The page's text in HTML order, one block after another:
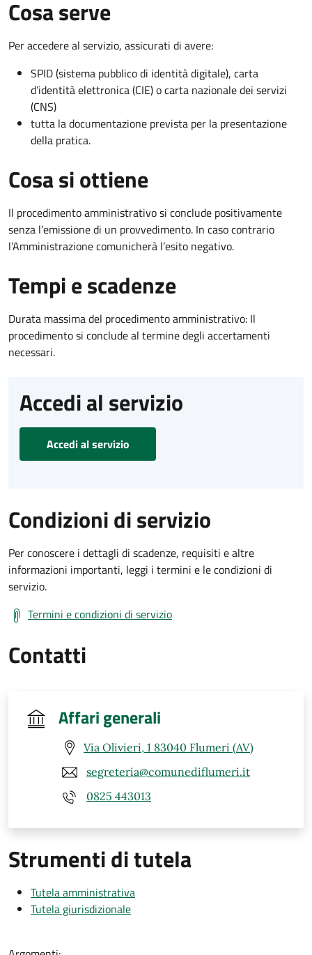
Cosa serve
Per accedere al servizio, assicurati di avere:
SPID (sistema pubblico di identità digitale), carta
d’identità elettronica (CIE) o carta nazionale dei servizi
(CNS)
tutta la documentazione prevista per la presentazione
della pratica.
Cosa si ottiene
Il procedimento amministrativo si conclude positivamente
senza l’emissione di un provvedimento. In caso contrario
l’Amministrazione comunicherà l’esito negativo.
Tempi e scadenze
Durata massima del procedimento amministrativo: Il
procedimento si conclude al termine degli accertamenti
necessari.
Accedi al servizio
Accedi al servizio
Condizioni di servizio
Per conoscere i dettagli di scadenze, requisiti e altre
informazioni importanti, leggi i termini e le condizioni di
servizio.
Termini e condizioni di servizio
Contatti
Affari generali
Via Olivieri, 1 83040 Flumeri (AV)
segreteria@comunediflumeri.it
0825 443013
Strumenti di tutela
Tutela amministrativa
Tutela giurisdizionale